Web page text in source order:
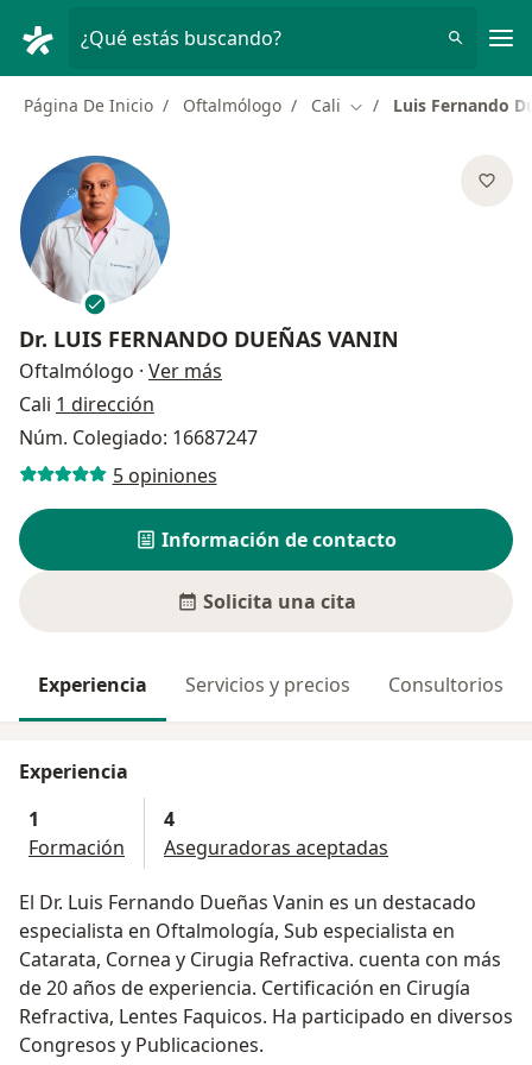
¿Qué estás buscando?
Página De Inicio Oftalmólogo Cali Cambiar de ciudad
Luis Fernando
Dr. LUIS FERNANDO DUEÑAS VANIN
Oftalmólogo · Ver más
Cali 1 dirección
Núm. Colegiado: 16687247
5 opiniones
Información de contacto
Solicita una cita
Experiencia Servicios y precios Consultorios
Experiencia
1
Formación
4
Aseguradoras aceptadas
El Dr. Luis Fernando Dueñas Vanin es un destacado
especialista en Oftalmología, Sub especialista en
Catarata, Cornea y Cirugia Refractiva. cuenta con más
de 20 años de experiencia. Certificación en Cirugía
Refractiva, Lentes Faquicos. Ha participado en diversos
Congresos y Publicaciones.